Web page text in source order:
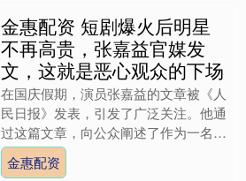
金惠配资 短剧爆火后明星
不再高贵，张嘉益官媒发
文，这就是恶心观众的下场
在国庆假期，演员张嘉益的文章被《人
民日报》发表，引发了广泛关注。他通
过这篇文章，向公众阐述了作为一名实
力演员的创作不易，尤其从观众的视角
出发，思考他们在影视作品....
金惠配资